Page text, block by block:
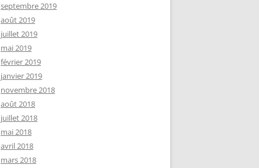
septembre 2019
août 2019
juillet 2019
mai 2019
février 2019
janvier 2019
novembre 2018
août 2018
juillet 2018
mai 2018
avril 2018
mars 2018